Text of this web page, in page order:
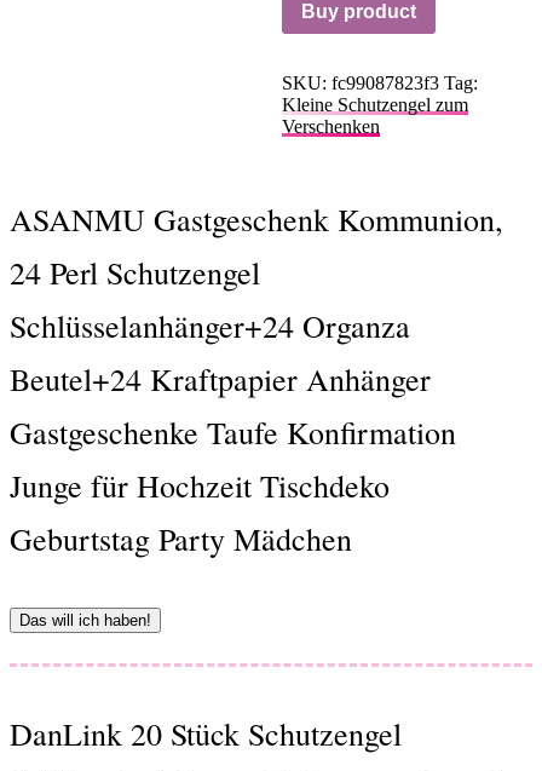
Buy product
SKU: fc99087823f3 Tag:
Kleine Schutzengel zum
Verschenken
ASANMU Gastgeschenk Kommunion,
24 Perl Schutzengel
Schlüsselanhänger+24 Organza
Beutel+24 Kraftpapier Anhänger
Gastgeschenke Taufe Konfirmation
Junge für Hochzeit Tischdeko
Geburtstag Party Mädchen
Das will ich haben!
DanLink 20 Stück Schutzengel